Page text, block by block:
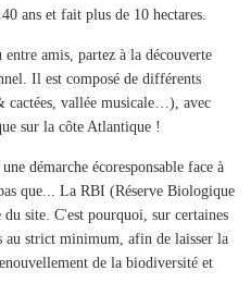
ans et fait plus de 10 hectares.
amis, partez à la découverte
Il est composé de différents
cactées, vallée musicale…), avec
sur la côte Atlantique !
démarche écoresponsable face à
que... La RBI (Réserve Biologique
site. C'est pourquoi, sur certaines
au strict minimum, afin de laisser la
de la biodiversité et